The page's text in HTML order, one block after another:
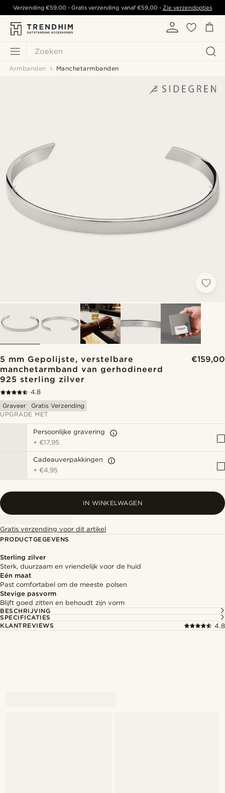
Zoeken
Verzending€59,00 - Gratis verzending vanaf €59,00- Zie verzendopties
Armbanden Manchetarmbanden
5 mm Gepolijste, verstelbare
manchetarmband van gerhodineerd
925 sterling zilver
€159,00
4.8
Graveer
Gratis Verzending
UPGRADE MET
Persoonlijke gravering
+€17,95
Cadeauverpakkingen
+€4,95
IN WINKELWAGEN
Gratis verzending voor dit artikel
PRODUCTGEGEVENS
Sterling zilver
Sterk, duurzaam en vriendelijk voor de huid
Eén maat
Past comfortabel om de meeste polsen
Stevige pasvorm
Blijft goed zitten en behoudt zijn vorm
BESCHRIJVING
SPECIFICATIES
KLANTREVIEWS
4.8